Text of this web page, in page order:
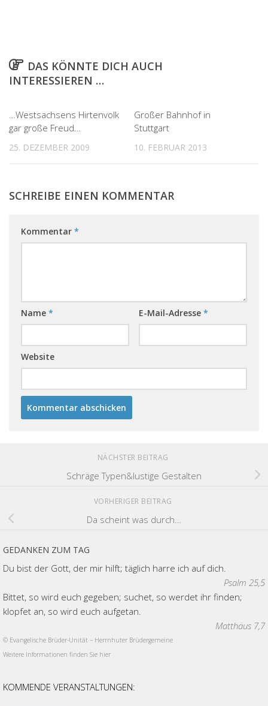
DAS KÖNNTE DICH AUCH
INTERESSIEREN …
…Westsachsens Hirtenvolk
gar große Freud…
25. DEZEMBER 2009
Großer Bahnhof in
Stuttgart
10. FEBRUAR 2013
SCHREIBE EINEN KOMMENTAR
Kommentar *
Name * E-Mail-Adresse *
Website
NÄCHSTER BEITRAG
Schräge Typen&lustige Gestalten
VORHERIGER BEITRAG
Da scheint was durch…
GEDANKEN ZUM TAG
Du bist der Gott, der mir hilft; täglich harre ich auf dich.
Psalm 25,5
Bittet, so wird euch gegeben; suchet, so werdet ihr finden;
klopfet an, so wird euch aufgetan.
Matthäus 7,7
© Evangelische Brüder-Unität – Herrnhuter Brüdergemeine
Weitere Informationen finden Sie hier
KOMMENDE VERANSTALTUNGEN: